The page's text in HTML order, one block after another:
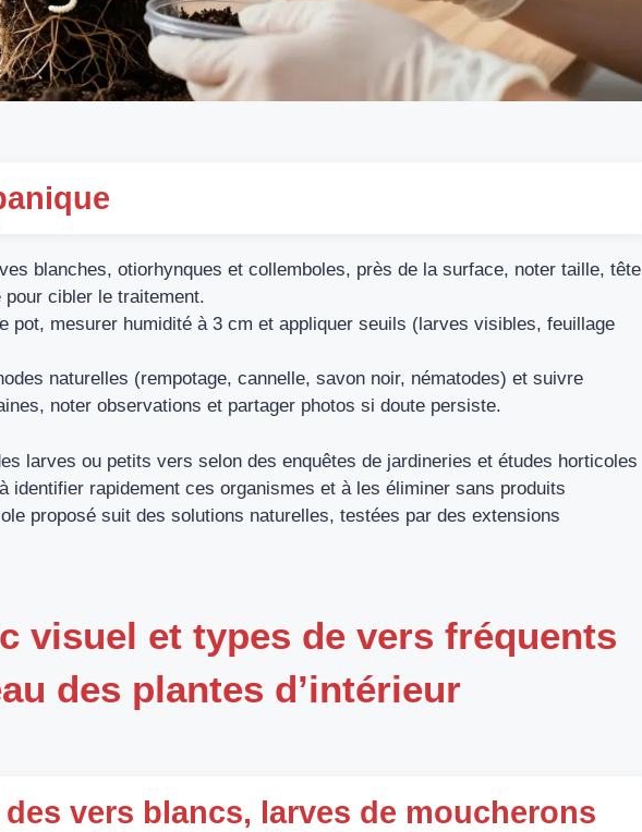
blanches, otiorhynques et collemboles, près de la surface, noter taille, tête
pour cibler le traitement.
pot, mesurer humidité à 3 cm et appliquer seuils (larves visibles, feuillage
naturelles (rempotage, cannelle, savon noir, nématodes) et suivre
noter observations et partager photos si doute persiste.
larves ou petits vers selon des enquêtes de jardineries et études horticoles
identifier rapidement ces organismes et à les éliminer sans produits
proposé suit des solutions naturelles, testées par des extensions
visuel et types de vers fréquents
des plantes d’intérieur
vers blancs, larves de moucherons